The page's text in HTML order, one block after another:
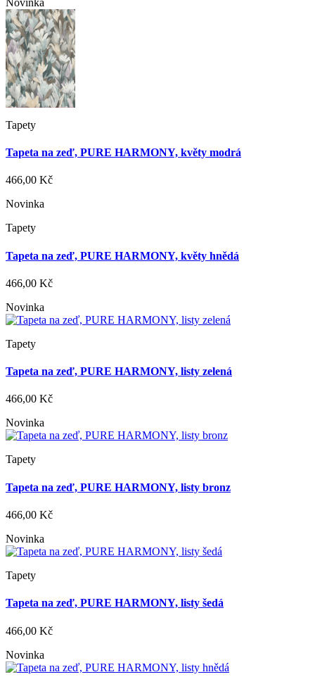
Tapety
Tapeta na zeď, PURE HARMONY, květy modrá
466,00 Kč
Novinka
Tapety
Tapeta na zeď, PURE HARMONY, květy hnědá
466,00 Kč
Novinka
Tapety
Tapeta na zeď, PURE HARMONY, listy zelená
466,00 Kč
Novinka
Tapety
Tapeta na zeď, PURE HARMONY, listy bronz
466,00 Kč
Novinka
Tapety
Tapeta na zeď, PURE HARMONY, listy šedá
466,00 Kč
Novinka